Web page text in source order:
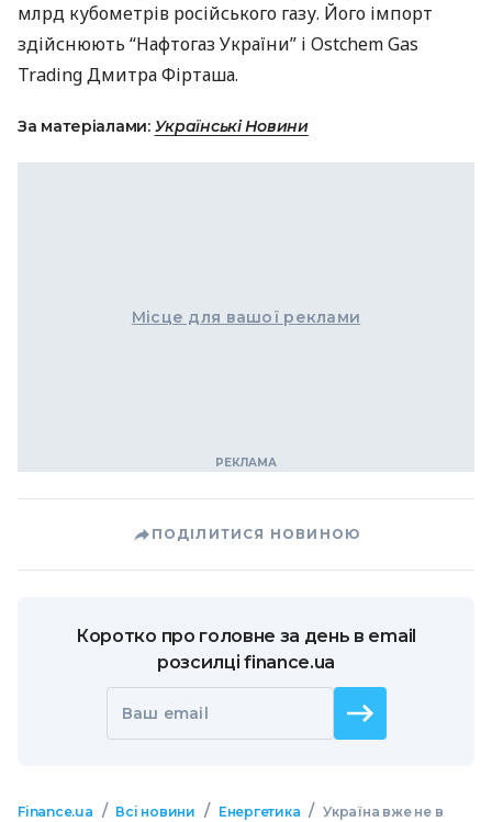
млрд кубометрів російського газу. Його імпорт
здійснюють “Нафтогаз України” і Ostchem Gas
Trading Дмитра Фірташа.
За матеріалами: Українські Новини
Місце для вашої реклами
ПОДІЛИТИСЯ НОВИНОЮ
Коротко про головне за день в email
розсилці finance.ua
Ваш email
Finance.ua / Всі новини / Енергетика / Україна вже не в